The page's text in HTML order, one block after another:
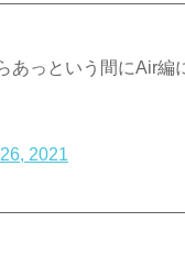
あっという間にAir編
2021